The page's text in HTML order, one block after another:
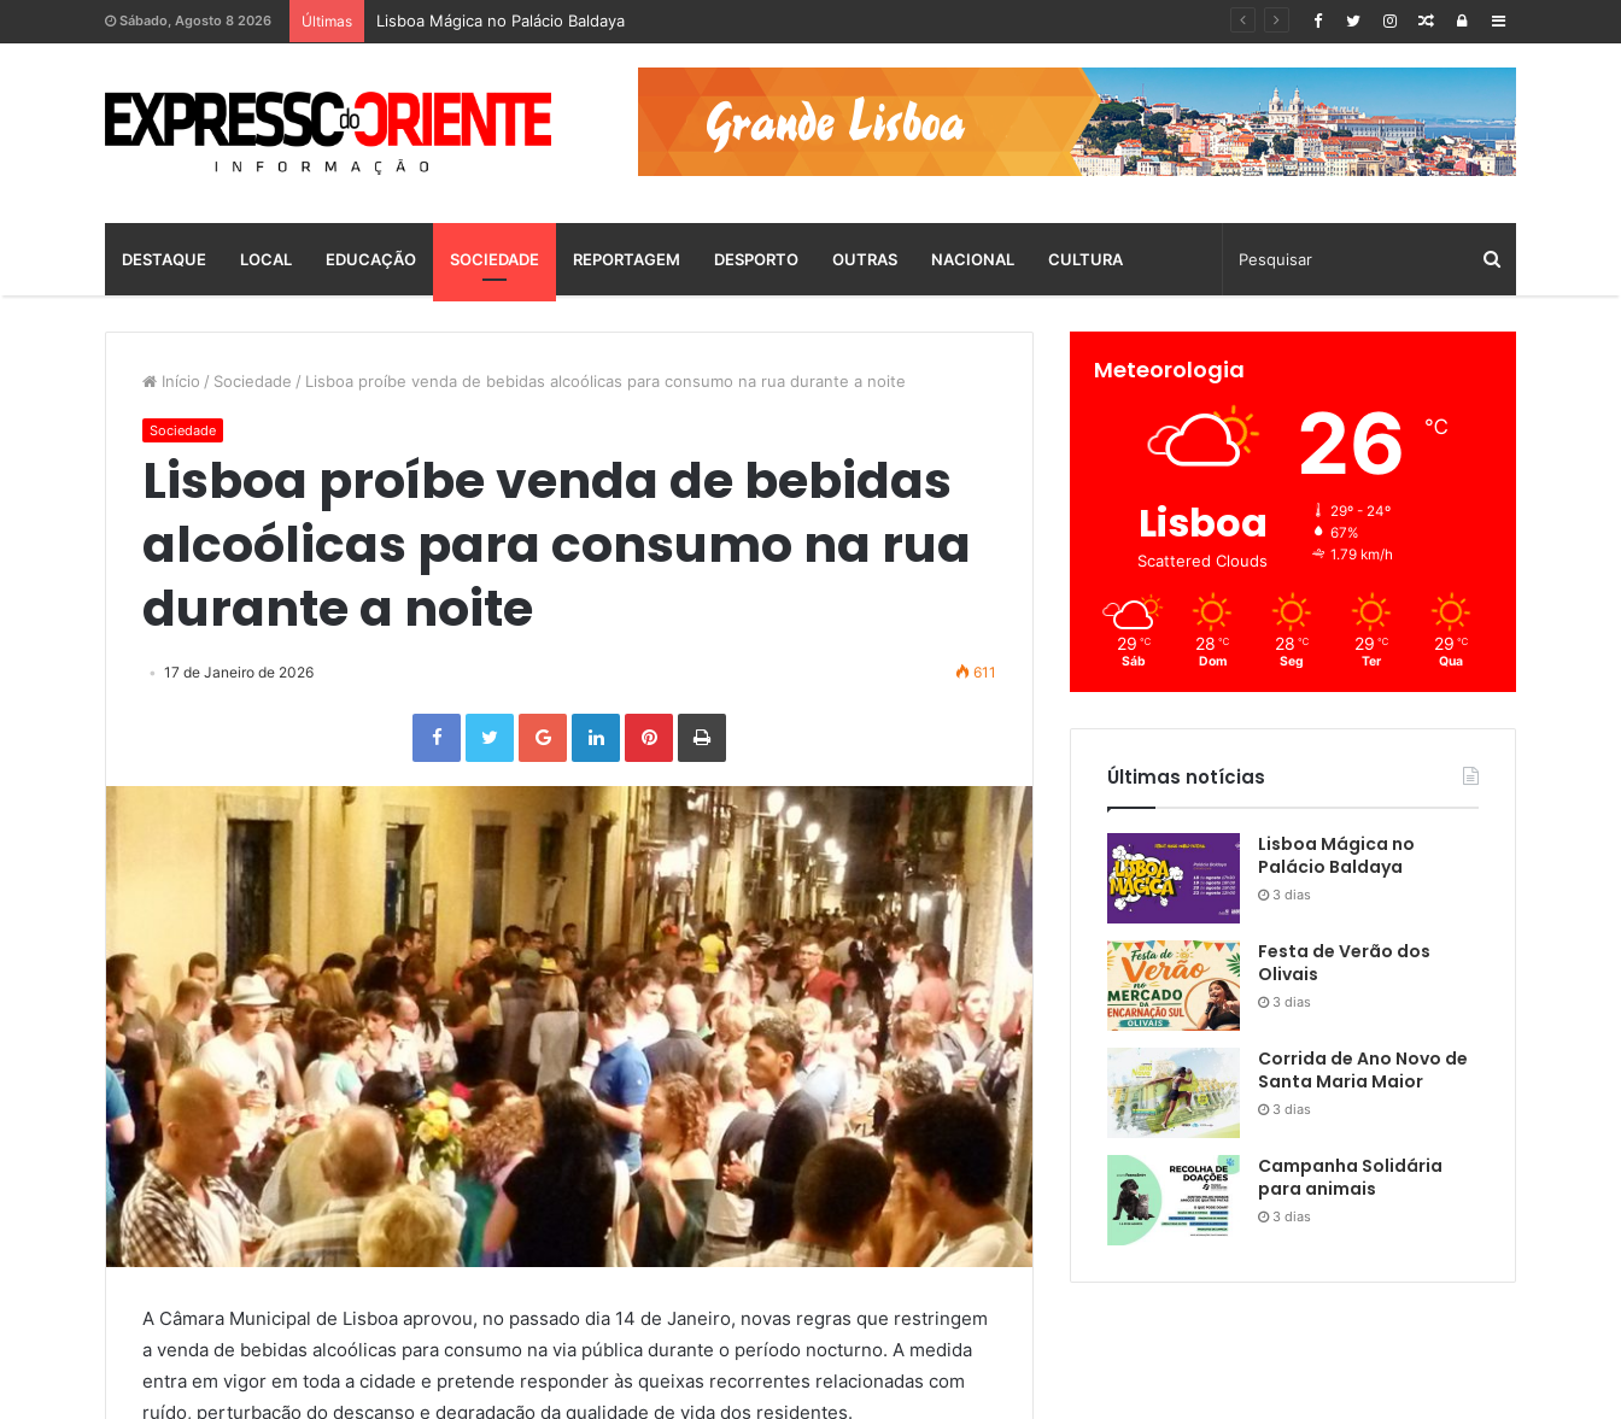
Sábado, Agosto 8 2026 Últimas Lisboa Mágica no Palácio Baldaya Sidebar
Log
Random
DESTAQUE LOCAL EDUCAÇÃO SOCIEDADE REPORTAGEM DESPORTO OUTRAS NACIONAL CULTURA
Início / Sociedade / Lisboa proíbe venda de bebidas alcoólicas para consumo na rua durante a noite
Sociedade
Lisboa proíbe venda de bebidas
alcoólicas para consumo na rua
durante a noite
17 de Janeiro de 2026 611
Facebook Twitter Google+ LinkedIn Pinterest
A Câmara Municipal de Lisboa aprovou, no passado dia 14 de Janeiro, novas regras que restringem
a venda de bebidas alcoólicas para consumo na via pública durante o período nocturno. A medida
entra em vigor em toda a cidade e pretende responder às queixas recorrentes relacionadas com
ruído, perturbação do descanso e degradação da qualidade de vida dos residentes.
Meteorologia
Lisboa
Scattered Clouds
26 ℃
29º - 24º
67%
1.79 km/h
29 ℃
Sáb
28 ℃
Dom
28 ℃
Seg
29 ℃
Ter
29 ℃
Qua
Últimas notícias
Lisboa Mágica no
Palácio Baldaya
3 dias
Festa de Verão dos
Olivais
3 dias
Corrida de Ano Novo de
Santa Maria Maior
3 dias
Campanha Solidária
para animais
3 dias